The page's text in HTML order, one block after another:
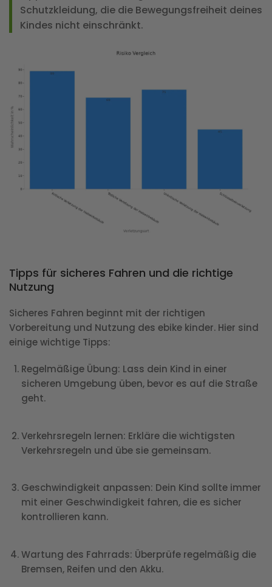
Schutzkleidung, die die Bewegungsfreiheit deines
Kindes nicht einschränkt.
Tipps für sicheres Fahren und die richtige
Nutzung
Sicheres Fahren beginnt mit der richtigen
Vorbereitung und Nutzung des ebike kinder. Hier sind
einige wichtige Tipps:
Regelmäßige Übung: Lass dein Kind in einer
sicheren Umgebung üben, bevor es auf die Straße
geht.
Verkehrsregeln lernen: Erkläre die wichtigsten
Verkehrsregeln und übe sie gemeinsam.
Geschwindigkeit anpassen: Dein Kind sollte immer
mit einer Geschwindigkeit fahren, die es sicher
kontrollieren kann.
Wartung des Fahrrads: Überprüfe regelmäßig die
Bremsen, Reifen und den Akku.